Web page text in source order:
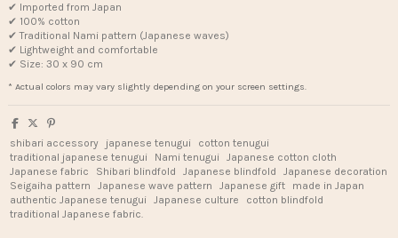
✔ Imported from Japan
✔ 100% cotton
✔ Traditional Nami pattern (Japanese waves)
✔ Lightweight and comfortable
✔ Size: 30 x 90 cm
* Actual colors may vary slightly depending on your screen settings.
shibari accessory japanese tenugui
cotton tenugui
traditional japanese tenugui
Nami tenugui
Japanese cotton cloth
Japanese fabric
Shibari blindfold Japanese blindfold
Japanese decoration
Seigaiha pattern
Japanese wave pattern Japanese gift
made in Japan
authentic Japanese tenugui
Japanese culture
cotton blindfold
traditional Japanese fabric.